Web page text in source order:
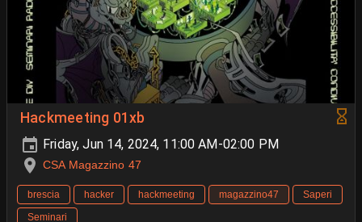
Hackmeeting 01xb
Friday, Jun 14, 2024, 11:00 AM-02:00 PM
CSA Magazzino 47
brescia hacker hackmeeting magazzino47
Saperi
Seminari